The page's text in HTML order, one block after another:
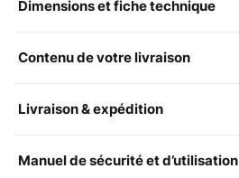
Dimensions et fiche technique
Contenu de votre livraison
Livraison & expédition
Manuel de sécurité et d’utilisation